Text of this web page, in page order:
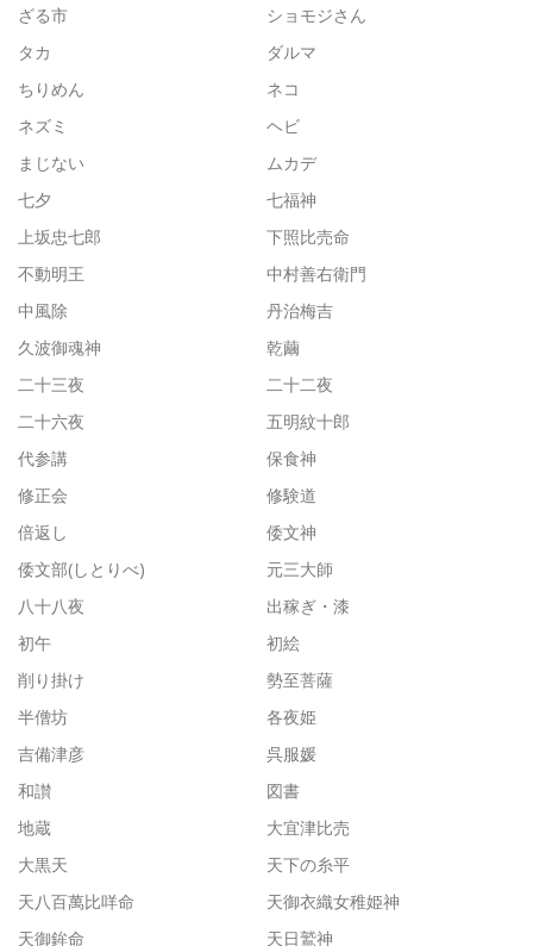
ざる市
ショモジさん
タカ
ダルマ
ちりめん
ネコ
ネズミ
ヘビ
まじない
ムカデ
七夕
七福神
上坂忠七郎
下照比売命
不動明王
中村善右衛門
中風除
丹治梅吉
久波御魂神
乾繭
二十三夜
二十二夜
二十六夜
五明紋十郎
代参講
保食神
修正会
修験道
倍返し
倭文神
倭文部(しとりべ)
元三大師
八十八夜
出稼ぎ・漆
初午
初絵
削り掛け
勢至菩薩
半僧坊
各夜姫
吉備津彦
呉服媛
和讃
図書
地蔵
大宜津比売
大黒天
天下の糸平
天八百萬比咩命
天御衣織女稚姫神
天御鉾命
天日鷲神